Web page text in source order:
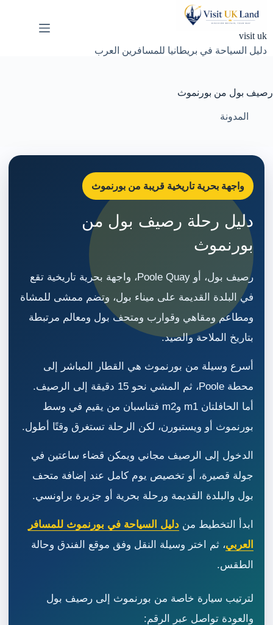
visit uk
دليل السياحة في بريطانيا للمسافرين العرب
رصيف بول من بورنموث
المدونة
واجهة بحرية تاريخية قريبة من بورنموث
دليل رحلة رصيف بول من
بورنموث
رصيف بول، أو Poole Quay، واجهة بحرية تاريخية تقع
في البلدة القديمة على ميناء بول، وتضم ممشى للمشاة
ومطاعم ومقاهي وقوارب ومتحف بول ومعالم مرتبطة
بتاريخ الملاحة والصيد.
أسرع وسيلة من بورنموث هي القطار المباشر إلى
محطة Poole، ثم المشي نحو 15 دقيقة إلى الرصيف.
أما الحافلتان m1 وm2 فتناسبان من يقيم في وسط
بورنموث أو ويستبورن، لكن الرحلة تستغرق وقتًا أطول.
الدخول إلى الرصيف مجاني ويمكن قضاء ساعتين في
جولة قصيرة، أو تخصيص يوم كامل عند إضافة متحف
بول والبلدة القديمة ورحلة بحرية أو جزيرة براونسي.
ابدأ التخطيط من دليل السياحة في بورنموث للمسافر
العربي، ثم اختر وسيلة النقل وفق موقع الفندق وحالة
الطقس.
لترتيب سيارة خاصة من بورنموث إلى رصيف بول
والعودة تواصل عبر الرقم: